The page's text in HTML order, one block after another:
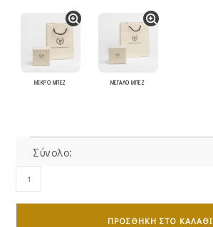
ΜΙΚΡΟ ΜΠΕΖ ΜΕΓΑΛΟ ΜΠΕΖ
Σύνολο:
Σταυρός
Γυναικείος
ΠΡΟΣΘΉΚΗ ΣΤΟ ΚΑΛΆΘΙ